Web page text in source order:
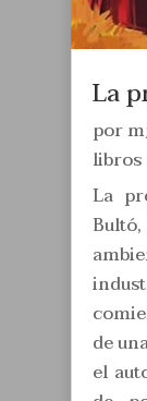
La
por
libros
La
de
el